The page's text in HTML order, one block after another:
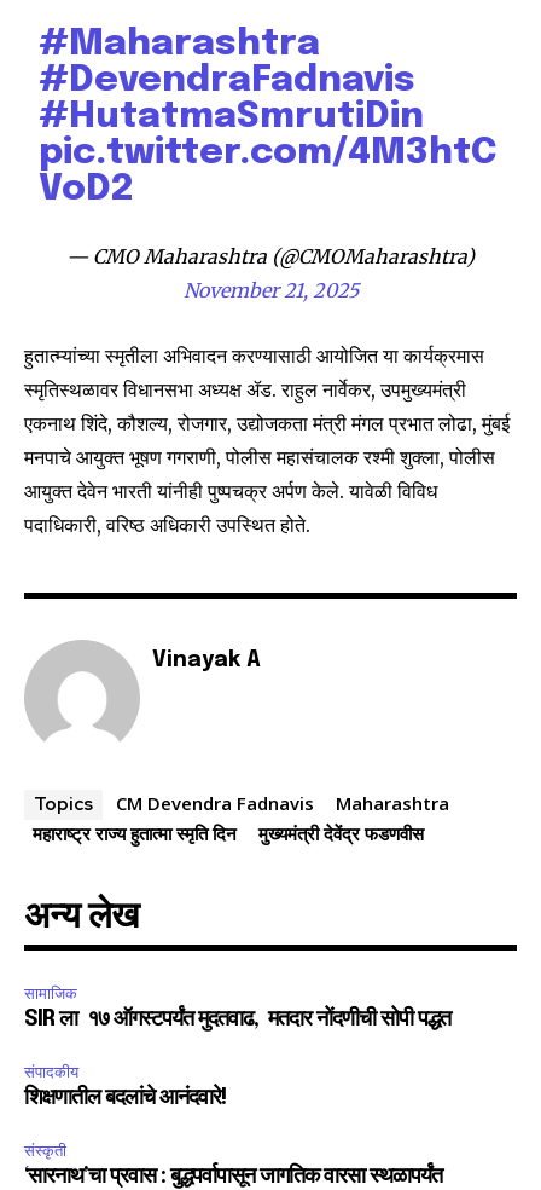
Join our community of
conversation.
To subscribe, simply enter your email address on our website
or click the subscribe button below. Don't worry, we respect
your privacy and won't spam your inbox. Your information is
safe with us.
I've read and accept the
6,300
Fans
32,111
Followers
75
Followers
#Maharashtra
#DevendraFadnavis
#HutatmaSmrutiDin
pic.twitter.com/4M3htC
VoD2
— CMO Maharashtra (@CMOMaharashtra)
November 21, 2025
हुतात्म्यांच्या स्मृतीला अभिवादन करण्यासाठी आयोजित या कार्यक्रमास
स्मृतिस्थळावर विधानसभा अध्यक्ष ॲड. राहुल नार्वेकर, उपमुख्यमंत्री
एकनाथ शिंदे, कौशल्य, रोजगार, उद्योजकता मंत्री मंगल प्रभात लोढा, मुंबई
मनपाचे आयुक्त भूषण गगराणी, पोलीस महासंचालक रश्मी शुक्ला, पोलीस
आयुक्त देवेन भारती यांनीही पुष्पचक्र अर्पण केले. यावेळी विविध
पदाधिकारी, वरिष्ठ अधिकारी उपस्थित होते.
Vinayak A
Topics CM Devendra Fadnavis
Maharashtra
महाराष्ट्र राज्य हुतात्मा स्मृति दिन
मुख्यमंत्री देवेंद्र फडणवीस
अन्य लेख
सामाजिक
SIR ला १७ ऑगस्टपर्यंत मुदतवाढ, मतदार नोंदणीची सोपी पद्धत
संपादकीय
शिक्षणातील बदलांचे आनंदवारे!
संस्कृती
‘सारनाथ’चा प्रवास : बुद्धपर्वापासून जागतिक वारसा स्थळापर्यंत